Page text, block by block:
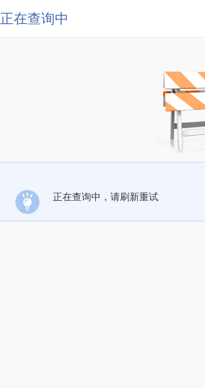
正在查询中
正在查询中，请刷新重试